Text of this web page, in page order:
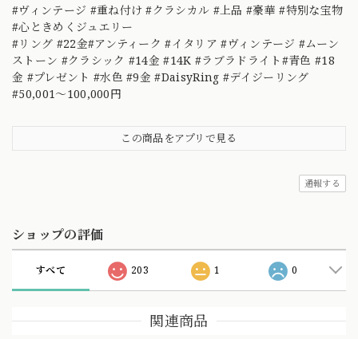
#ヴィンテージ #重ね付け #クラシカル #上品 #豪華 #特別な宝物
#心ときめくジュエリー
#リング #22金#アンティーク #イタリア #ヴィンテージ #ムーン
ストーン #クラシック #14金 #14K #ラブラドライト#青色 #18
金 #プレゼント #水色 #9金 #DaisyRing #デイジーリング
#50,001～100,000円
この商品をアプリで見る
通報する
ショップの評価
すべて 203 1 0
関連商品